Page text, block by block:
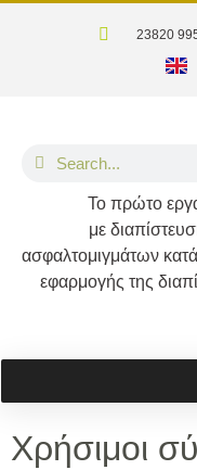
23820
Το πρώτο
με
ασφαλτομιγμάτων κατά
εφαρμογής της
Χρήσιμοι